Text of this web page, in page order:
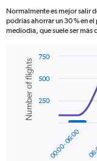
The
chart
axis
displaying
values.
Range:
Normalmente es mejor salir
podrías ahorrar un 30 % en
mediodía, que suele ser más
Combination
chart
with
data
series.
Chart
graphic.
Number of flights
00:00 - 06:00
250
500
750